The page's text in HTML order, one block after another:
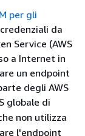
per gli
da
Service (AWS
a Internet in
un endpoint
degli AWS
globale di
non utilizza
l'endpoint